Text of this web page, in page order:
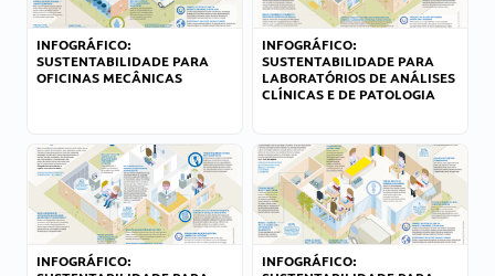
INFOGRÁFICO:
SUSTENTABILIDADE PARA
OFICINAS MECÂNICAS
INFOGRÁFICO:
SUSTENTABILIDADE PARA
LABORATÓRIOS DE ANÁLISES
CLÍNICAS E DE PATOLOGIA
INFOGRÁFICO:
INFOGRÁFICO: